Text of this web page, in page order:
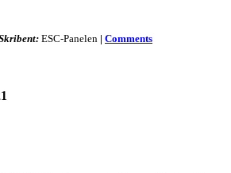
ESC-Panelen | Comments